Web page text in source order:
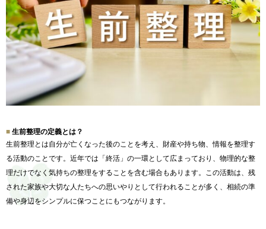
生前整理の定義とは？
生前整理とは自分が亡くなった後のことを考え、財産や持ち物、情報を整理す
る活動のことです。近年では「終活」 の一環として広まっており、物理的な整
理だけでなく気持ちの整理をすることを含む場合もあります。この活動は、 残
された家族や大切な人たちへの思いやりとして行われることが多 く、相続の準
備や身辺をシンプルに保つことにもつながります。